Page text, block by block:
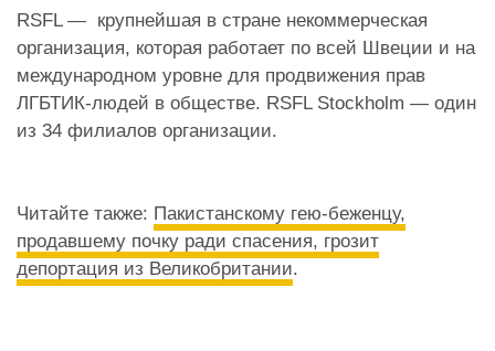
RSFL — крупнейшая в стране некоммерческая
организация, которая работает по всей Швеции и на
международном уровне для продвижения прав
ЛГБТИК-людей в обществе. RSFL Stockholm — один
из 34 филиалов организации.
Читайте также: Пакистанскому гею-беженцу,
продавшему почку ради спасения, грозит
депортация из Великобритании.